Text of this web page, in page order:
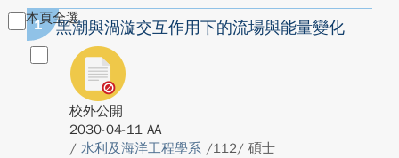
本頁全選
1 黑潮與渦漩交互作用下的流場與能量變化
校外公開
2030-04-11 AA
/ 水利及海洋工程學系 /112/ 碩士